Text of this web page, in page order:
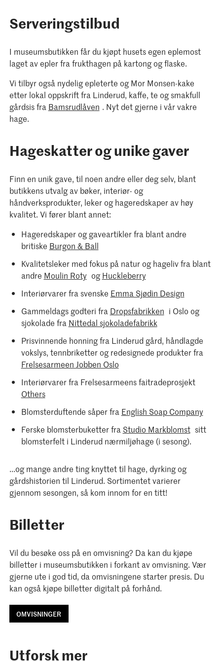
Serveringstilbud
I museumsbutikken får du kjøpt husets egen eplemost
laget av epler fra frukthagen på kartong og flaske.
Vi tilbyr også nydelig epleterte og Mor Monsen-kake
etter lokal oppskrift fra Linderud, kaffe, te og smakfull
gårdsis fra Bamsrudlåven . Nyt det gjerne i vår vakre
hage.
Hageskatter og unike gaver
Finn en unik gave, til noen andre eller deg selv, blant
butikkens utvalg av bøker, interiør- og
håndverksprodukter, leker og hageredskaper av høy
kvalitet. Vi fører blant annet:
Hageredskaper og gaveartikler fra blant andre
britiske Burgon & Ball
Kvalitetsleker med fokus på natur og hageliv fra blant
andre Moulin Roty ogHuckleberry
Interiørvarer fra svenske Emma Sjødin Design
Gammeldags godteri fra Dropsfabrikken i Oslo og
sjokolade fra Nittedal sjokoladefabrikk
Prisvinnende honning fra Linderud gård, håndlagde
vokslys, tennbriketter og redesignede produkter fra
Frelsesarmeen Jobben Oslo
Interiørvarer fra Frelsesarmeens faitradeprosjekt
Others
Blomsterduftende såper fra English Soap Company
Ferske blomsterbuketter fra Studio Markblomst sitt
blomsterfelt i Linderud nærmiljøhage (i sesong).
...og mange andre ting knyttet til hage, dyrking og
gårdshistorien til Linderud. Sortimentet varierer
gjennom sesongen, så kom innom for en titt!
Billetter
Vil du besøke oss på en omvisning? Da kan du kjøpe
billetter i museumsbutikken i forkant av omvisning. Vær
gjerne ute i god tid, da omvisningene starter presis. Du
kan også kjøpe billetter digitalt på forhånd.
OMVISNINGER
Utforsk mer